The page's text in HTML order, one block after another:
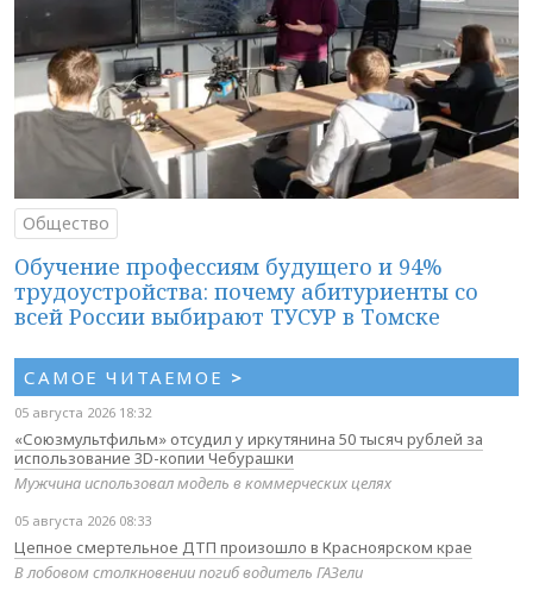
Общество
Обучение профессиям будущего и 94%
трудоустройства: почему абитуриенты со
всей России выбирают ТУСУР в Томске
САМОЕ ЧИТАЕМОЕ >
05 августа 2026 18:32
«Союзмультфильм» отсудил у иркутянина 50 тысяч рублей за
использование 3D-копии Чебурашки
Мужчина использовал модель в коммерческих целях
05 августа 2026 08:33
Цепное смертельное ДТП произошло в Красноярском крае
В лобовом столкновении погиб водитель ГАЗели